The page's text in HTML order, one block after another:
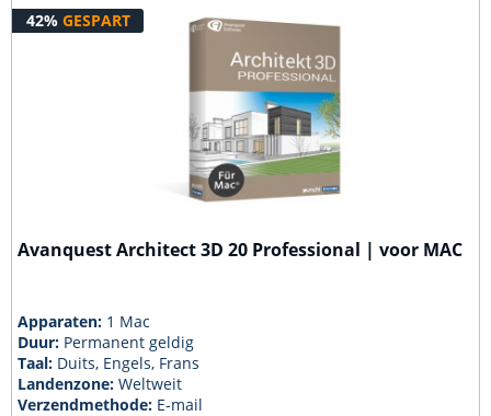
42% GESPART
Avanquest Architect 3D 20 Professional | voor MAC
Apparaten: 1 Mac
Duur: Permanent geldig
Taal: Duits, Engels, Frans
Landenzone:Weltweit
Verzendmethode: E-mail